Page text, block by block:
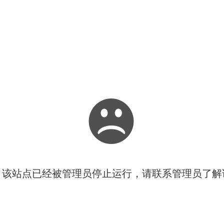
站点已经被管理员停止运行，请联系管理员了